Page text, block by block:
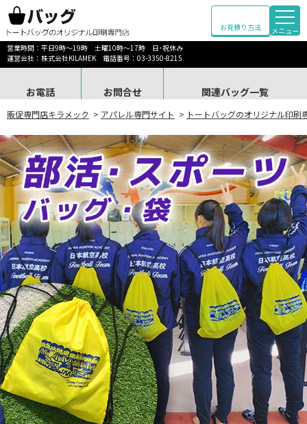
お見積り方法
メニュー
営業時間：平日9時～19時 土曜10時～17時 日･祝休み
運営会社：株式会社KILAMEK 電話番号：03-3350-8215
お電話 お問合せ 関連バッグ一覧
販促専門店キラメック > アパレル専門サイト > トートバッグのオリジナル印刷